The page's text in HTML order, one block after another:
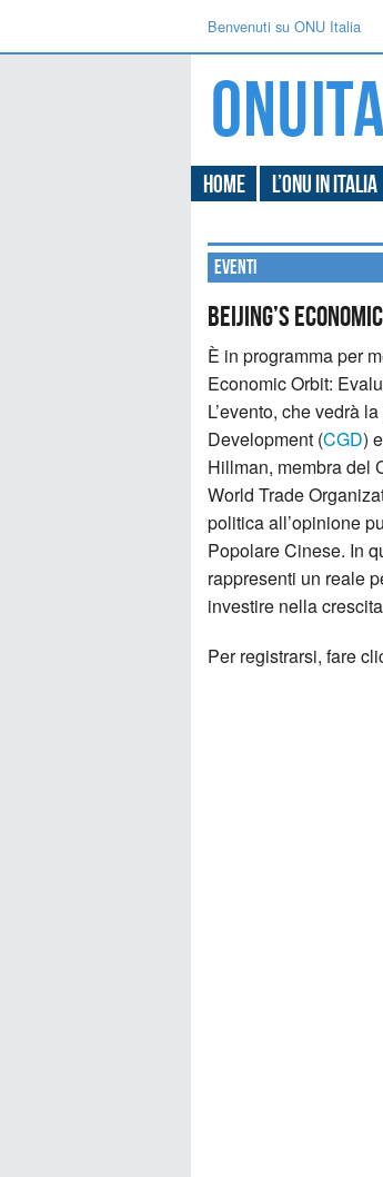
Benvenuti su ONU Italia
Home L’ONU in Italia
Eventi
Beijing’s
È in programma per
Economic Orbit:
L’evento, che vedrà
Development (CGD)
Hillman, membra del
World Trade
politica all’opinione
Popolare Cinese. In
rappresenti un reale
investire nella
Per registrarsi, fare